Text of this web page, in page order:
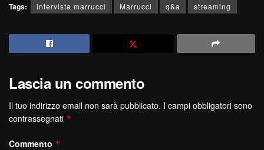
Tags: intervista marrucci Marrucci q&a streaming
Lascia un commento
Il tuo indirizzo email non sarà pubblicato. I campi obbligatori sono
contrassegnati *
Commento *